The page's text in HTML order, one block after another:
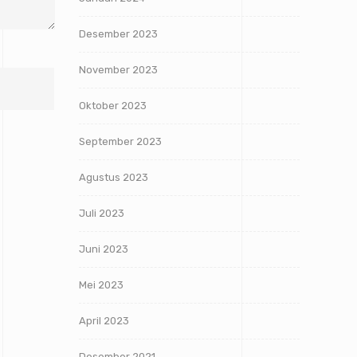
Desember 2023
November 2023
Oktober 2023
September 2023
Agustus 2023
Juli 2023
Juni 2023
Mei 2023
April 2023